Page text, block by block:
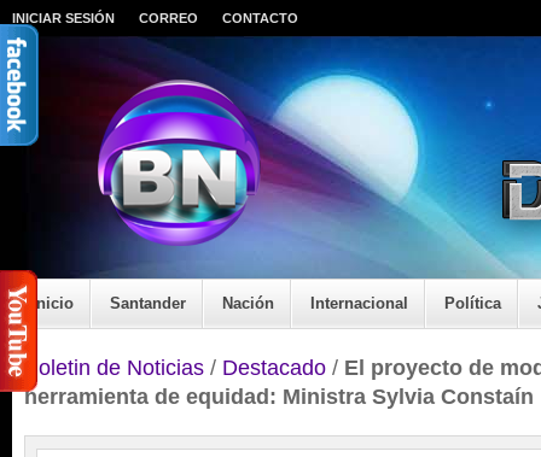
INICIAR SESIÓN CORREO CONTACTO
Inicio Santander Nación Internacional Política
Boletin de Noticias / Destacado / El proyecto de
herramienta de equidad: Ministra Sylvia Constaín